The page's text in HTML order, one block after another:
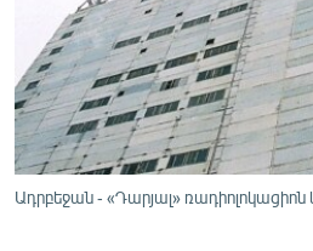
ՍՊՈՐՏ
ՄԵԿՆԱԲԱՆՈՒԹՅՈՒՆ
ՏՏ ԵՒ ԻՆՏԵՐՆԵՏ
ԿՈՐՈՆԱՎԻՐՈՒՍ
ԱՐԽԻՎ
Ադրբեջան - «Դարյալ»